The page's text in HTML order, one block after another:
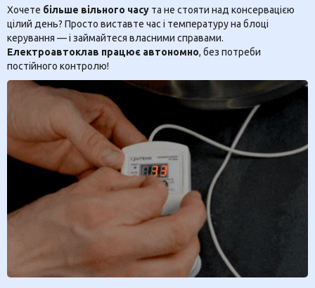
Хочете більше вільного часу та не стояти над консервацією
цілий день? Просто виставте час і температуру на блоці
керування — і займайтеся власними справами.
Електроавтоклав працює автономно, без потреби
постійного контролю!